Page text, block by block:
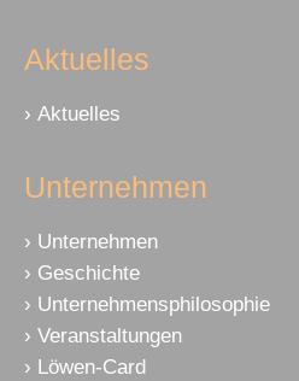
Aktuelles
Aktuelles
Unternehmen
Unternehmen
Geschichte
Unternehmensphilosophie
Veranstaltungen
Löwen-Card